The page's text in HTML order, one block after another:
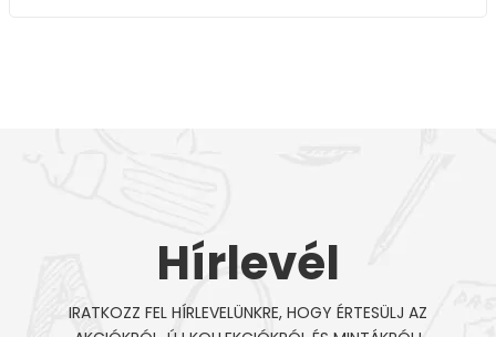
Hírlevél
IRATKOZZ FEL HÍRLEVELÜNKRE, HOGY ÉRTESÜLJ AZ